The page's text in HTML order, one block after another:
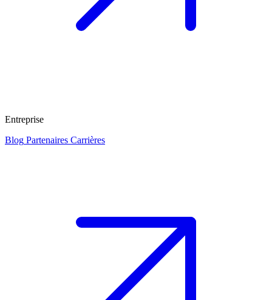
Entreprise
Blog Partenaires Carrières